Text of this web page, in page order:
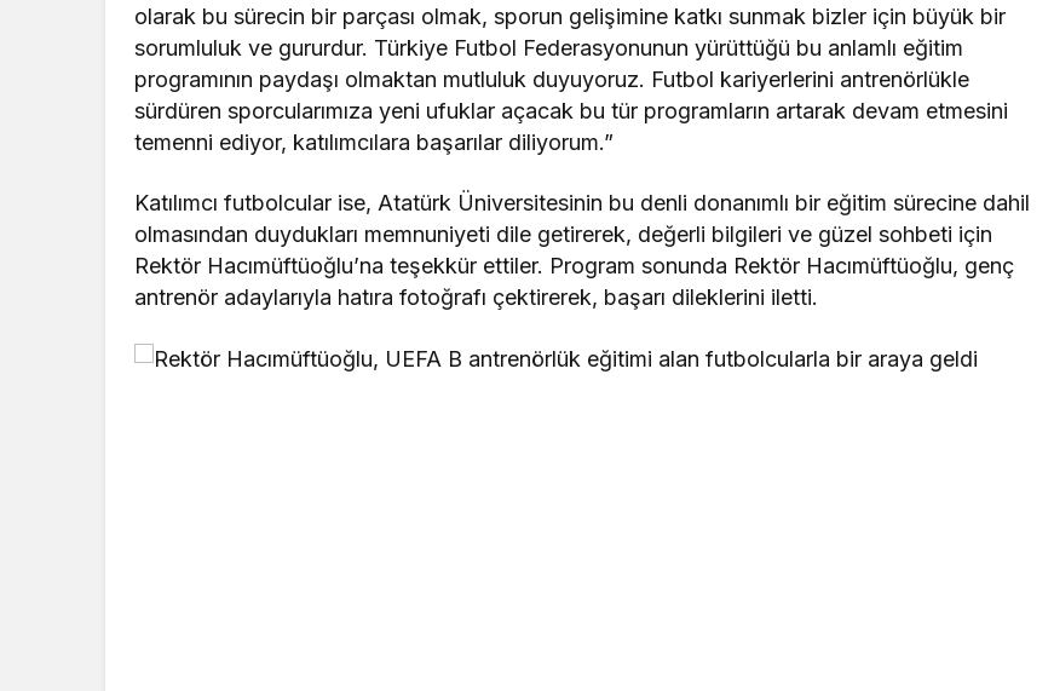
olarak bu sürecin bir parçası olmak, sporun gelişimine katkı sunmak bizler için büyük bir
sorumluluk ve gururdur. Türkiye Futbol Federasyonunun yürüttüğü bu anlamlı eğitim
programının paydaşı olmaktan mutluluk duyuyoruz. Futbol kariyerlerini antrenörlükle
sürdüren sporcularımıza yeni ufuklar açacak bu tür programların artarak devam etmesini
temenni ediyor, katılımcılara başarılar diliyorum.”
Katılımcı futbolcular ise, Atatürk Üniversitesinin bu denli donanımlı bir eğitim sürecine dahil
olmasından duydukları memnuniyeti dile getirerek, değerli bilgileri ve güzel sohbeti için
Rektör Hacımüftüoğlu’na teşekkür ettiler. Program sonunda Rektör Hacımüftüoğlu, genç
antrenör adaylarıyla hatıra fotoğrafı çektirerek, başarı dileklerini iletti.